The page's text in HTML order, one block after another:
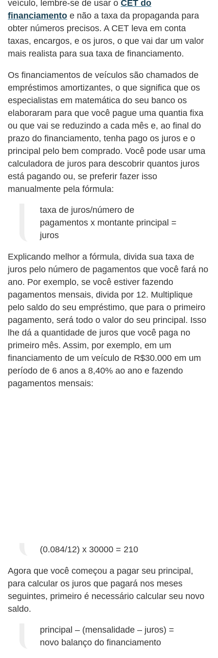
veículo, lembre-se de usar o CET do
financiamento e não a taxa da propaganda para
obter números precisos. A CET leva em conta
taxas, encargos, e os juros, o que vai dar um valor
mais realista para sua taxa de financiamento.
Os financiamentos de veículos são chamados de
empréstimos amortizantes, o que significa que os
especialistas em matemática do seu banco os
elaboraram para que você pague uma quantia fixa
ou que vai se reduzindo a cada mês e, ao final do
prazo do financiamento, tenha pago os juros e o
principal pelo bem comprado. Você pode usar uma
calculadora de juros para descobrir quantos juros
está pagando ou, se preferir fazer isso
manualmente pela fórmula:
taxa de juros/número de
pagamentos x montante principal =
juros
Explicando melhor a fórmula, divida sua taxa de
juros pelo número de pagamentos que você fará no
ano. Por exemplo, se você estiver fazendo
pagamentos mensais, divida por 12. Multiplique
pelo saldo do seu empréstimo, que para o primeiro
pagamento, será todo o valor do seu principal. Isso
lhe dá a quantidade de juros que você paga no
primeiro mês. Assim, por exemplo, em um
financiamento de um veículo de R$30.000 em um
período de 6 anos a 8,40% ao ano e fazendo
pagamentos mensais:
(0.084/12) x 30000 = 210
Agora que você começou a pagar seu principal,
para calcular os juros que pagará nos meses
seguintes, primeiro é necessário calcular seu novo
saldo.
principal – (mensalidade – juros) =
novo balanço do financiamento
i
n
a
n
a
m
e
n
t
o
a
s
d
e
p
a
g
a
e
r
e